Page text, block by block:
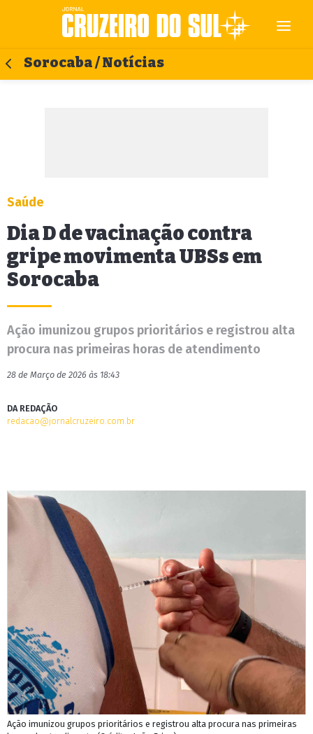
Sorocaba / Notícias
Saúde
Dia D de vacinação contra
gripe movimenta UBSs em
Sorocaba
Ação imunizou grupos prioritários e registrou alta
procura nas primeiras horas de atendimento
28 de Março de 2026 às 18:43
DA REDAÇÃO
redacao@jornalcruzeiro.com.br
Ação imunizou grupos prioritários e registrou alta procura nas primeiras